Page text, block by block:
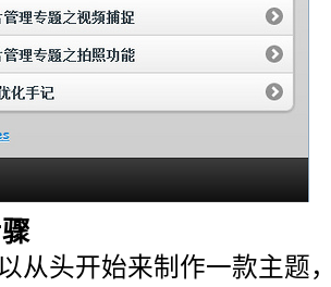
从头开始来制作一款主题